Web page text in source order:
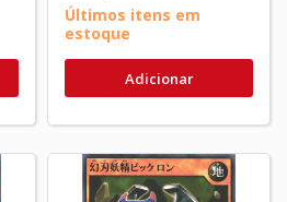
Últimos itens em
estoque
Adicionar